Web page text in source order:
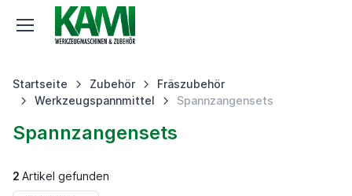
Startseite Zubehör
Fräszubehör
Werkzeugspannmittel
Spannzangensets
Spannzangensets
2 Artikel gefunden